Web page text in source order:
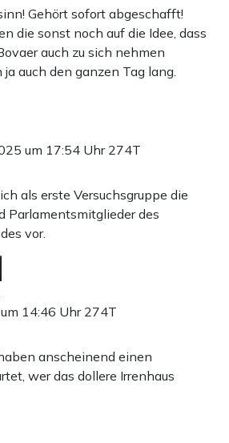
Gehört sofort abgeschafft!
die sonst noch auf die Idee, dass
auch zu sich nehmen
auch den ganzen Tag lang.
um 17:54 Uhr 274T
als erste Versuchsgruppe die
Parlamentsmitglieder des
vor.
14:46 Uhr 274T
anscheinend einen
wer das dollere Irrenhaus